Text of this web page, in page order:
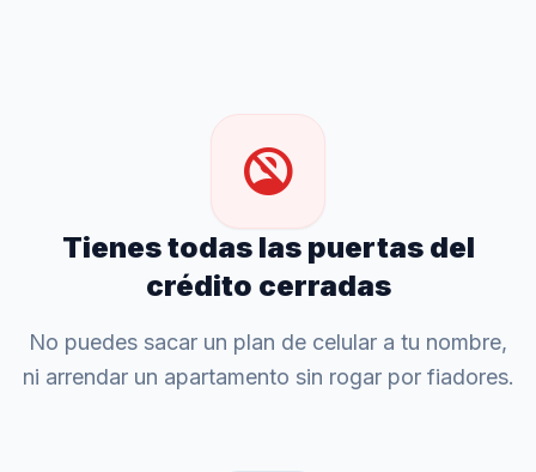
no_accounts
Tienes todas las puertas del
crédito cerradas
No puedes sacar un plan de celular a tu nombre,
ni arrendar un apartamento sin rogar por fiadores.